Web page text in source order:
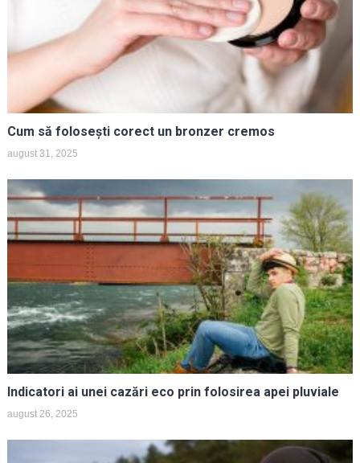
Cum să folosești corect un bronzer cremos
august 31, 2025
Indicatori ai unei cazări eco prin folosirea apei pluviale
august 26, 2025